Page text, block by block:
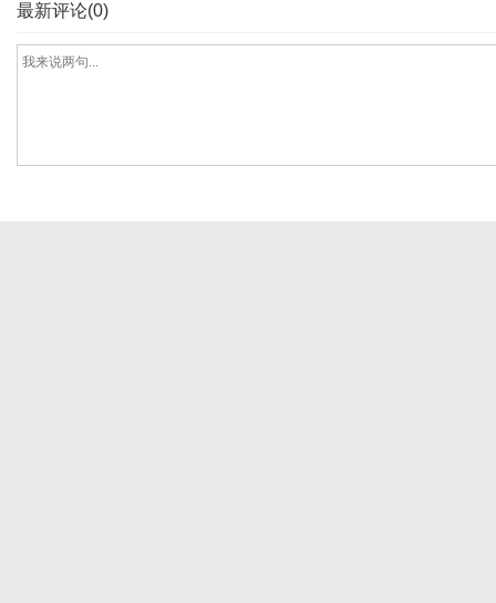
最新评论(0)